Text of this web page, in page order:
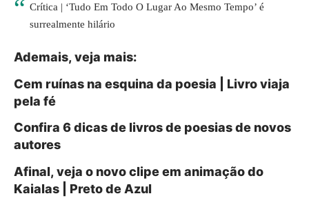
Crítica | ‘Tudo Em Todo O Lugar Ao Mesmo Tempo’ é
surrealmente hilário
Ademais, veja mais:
Cem ruínas na esquina da poesia | Livro viaja
pela fé
Confira 6 dicas de livros de poesias de novos
autores
Afinal, veja o novo clipe em animação do
Kaialas | Preto de Azul